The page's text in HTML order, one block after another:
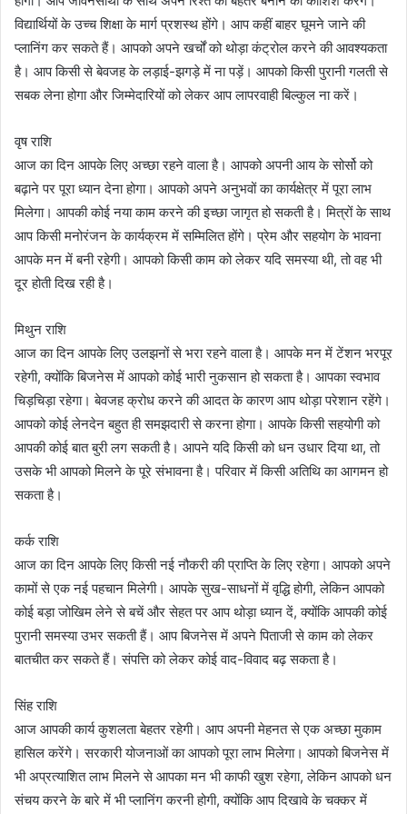
विद्यार्थियों के उच्च शिक्षा के मार्ग प्रशस्थ होंगे। आप कहीं बाहर घूमने जाने की
प्लानिंग कर सकते हैं। आपको अपने खर्चों को थोड़ा कंट्रोल करने की आवश्यकता
है। आप किसी से बेवजह के लड़ाई-झगड़े में ना पड़ें। आपको किसी पुरानी गलती से
सबक लेना होगा और जिम्मेदारियों को लेकर आप लापरवाही बिल्कुल ना करें।
वृष राशि
आज का दिन आपके लिए अच्छा रहने वाला है। आपको अपनी आय के सोर्सो को
बढ़ाने पर पूरा ध्यान देना होगा। आपको अपने अनुभवों का कार्यक्षेत्र में पूरा लाभ
मिलेगा। आपकी कोई नया काम करने की इच्छा जागृत हो सकती है। मित्रों के साथ
आप किसी मनोरंजन के कार्यक्रम में सम्मिलित होंगे। प्रेम और सहयोग के भावना
आपके मन में बनी रहेगी। आपको किसी काम को लेकर यदि समस्या थी, तो वह भी
दूर होती दिख रही है।
मिथुन राशि
आज का दिन आपके लिए उलझनों से भरा रहने वाला है। आपके मन में टेंशन भरपूर
रहेगी, क्योंकि बिजनेस में आपको कोई भारी नुकसान हो सकता है। आपका स्वभाव
चिड़चिड़ा रहेगा। बेवजह क्रोध करने की आदत के कारण आप थोड़ा परेशान रहेंगे।
आपको कोई लेनदेन बहुत ही समझदारी से करना होगा। आपके किसी सहयोगी को
आपकी कोई बात बुरी लग सकती है। आपने यदि किसी को धन उधार दिया था, तो
उसके भी आपको मिलने के पूरे संभावना है। परिवार में किसी अतिथि का आगमन हो
सकता है।
कर्क राशि
आज का दिन आपके लिए किसी नई नौकरी की प्राप्ति के लिए रहेगा। आपको अपने
कामों से एक नई पहचान मिलेगी। आपके सुख-साधनों में वृद्धि होगी, लेकिन आपको
कोई बड़ा जोखिम लेने से बचें और सेहत पर आप थोड़ा ध्यान दें, क्योंकि आपकी कोई
पुरानी समस्या उभर सकती हैं। आप बिजनेस में अपने पिताजी से काम को लेकर
बातचीत कर सकते हैं। संपत्ति को लेकर कोई वाद-विवाद बढ़ सकता है।
सिंह राशि
आज आपकी कार्य कुशलता बेहतर रहेगी। आप अपनी मेहनत से एक अच्छा मुकाम
हासिल करेंगे। सरकारी योजनाओं का आपको पूरा लाभ मिलेगा। आपको बिजनेस में
भी अप्रत्याशित लाभ मिलने से आपका मन भी काफी खुश रहेगा, लेकिन आपको धन
संचय करने के बारे में भी प्लानिंग करनी होगी, क्योंकि आप दिखावे के चक्कर में